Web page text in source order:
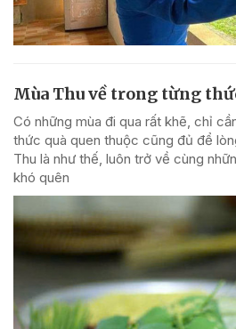
Mùa Thu về trong từng
Có những mùa đi qua rất khẽ, chỉ
thức quà quen thuộc cũng đủ để
Thu là như thế, luôn trở về cùng
khó quên